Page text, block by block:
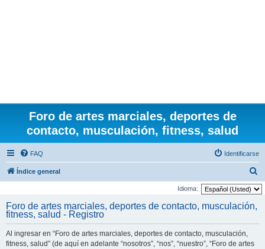
Foro de artes marciales, deportes de
contacto, musculación, fitness, salud
FAQ Identificarse
Índice general
u
Idioma:
Foro de artes marciales, deportes de contacto, musculación,
fitness, salud - Registro
Al ingresar en “Foro de artes marciales, deportes de contacto, musculación,
fitness, salud” (de aquí en adelante “nosotros”, “nos”, “nuestro”, “Foro de artes